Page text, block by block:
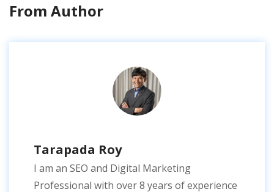
From Author
Tarapada Roy
I am an SEO and Digital Marketing
Professional with over 8 years of experience